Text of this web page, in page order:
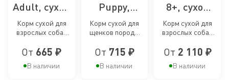
Adult, сухой
корм для
собак
породы
Чихуахуа
Корм сухой для
взрослых собак
от 8 месяцев
От 665 ₽
В наличии
Puppy,
сухой корм
для щенков
породы
Чихуахуа до
Корм сухой для
щенков породы
месяцев
От 715 ₽
В наличии
8+, сухой
корм для
собак
мелких
пород
Корм сухой для
взрослых собак
(до 10 кг) старше 8
От 2 110 ₽
В наличии